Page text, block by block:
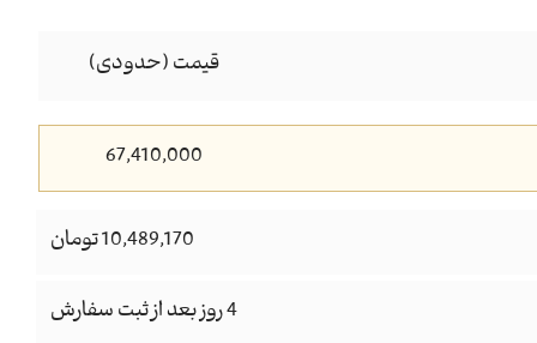
قیمت (حدودی)
67,410,000
10,489,170 تومان
4 روز بعد از ثبت سفارش